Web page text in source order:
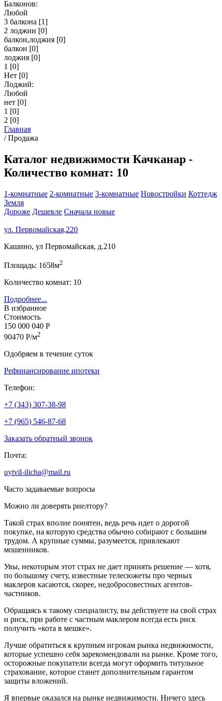
Балконов:
Любой
3 балкона [1]
2 лоджии [0]
балкон,лоджия [0]
балкон [0]
лоджия [0]
1 [0]
Нет [0]
Лоджий:
Любой
нет [0]
1 [0]
2 [0]
Главная
/Продажа
Каталог недвижимости Качканар -
Количество комнат: 10
1-комнатные 2-комнатные 3-комнатные Новостройки Коттедж
Земля
Дороже Дешевле Сначала новые
ул. Первомайская,220
Кашино, ул Первомайская, д.210
Площадь: 1658м2
Количество комнат: 10
Подробнее...
В избранное
Стоимость
150 000 040 Р
90470 Р/м2
Одобряем в течение суток
Рефинансирование ипотеки
Телефон:
+7 (343) 307-38-98
+7 (965) 546-87-68
Заказать обратный звонок
Почта:
uytvil-ilicha@mail.ru
Часто задаваемые вопросы
Можно ли доверять риелтору?
Такой страх вполне понятен, ведь речь идет о дорогой
покупке, на которую средства обычно собирают с большим
трудом. А крупные суммы, разумеется, привлекают
мошенников.
Увы, некоторым этот страх не дает принять решение — хотя,
по большому счету, известные телесюжеты про черных
маклеров касаются, скорее, недобросовестных агентов-
частников.
Обращаясь к такому специалисту, вы действуете на свой страх
и риск, при работе с частным маклером всегда есть риск
получить «кота в мешке».
Лучше обратиться к крупным игрокам рынка недвижимости,
которые успешно себя зарекомендовали на рынке. Кроме того,
осторожные покупатели всегда могут оформить титульное
страхование, которое станет дополнительным гарантом
защиты вложений.
Я впервые оказался на рынке недвижимости. Ничего здесь